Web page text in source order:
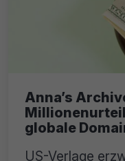
Anna’s
globale
US-Verlage